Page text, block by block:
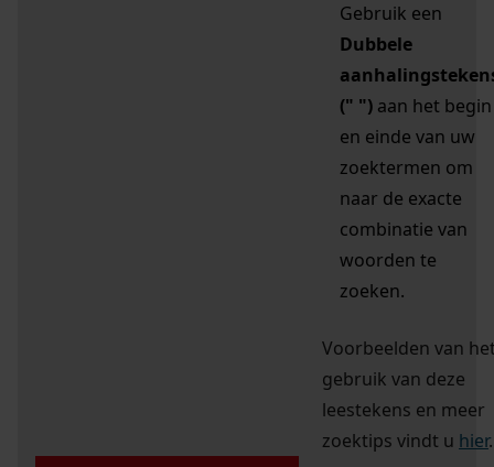
Gebruik een
Dubbele
(" ") aan het begin
en einde van uw
zoektermen om
naar de exacte
combinatie van
woorden te
zoeken.
Voorbeelden van
gebruik van deze
leestekens en meer
zoektips vindt u hier.